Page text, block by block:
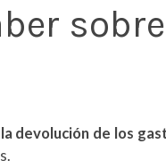
devolución de los